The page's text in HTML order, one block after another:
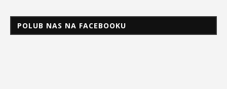
POLUB NAS NA FACEBOOKU